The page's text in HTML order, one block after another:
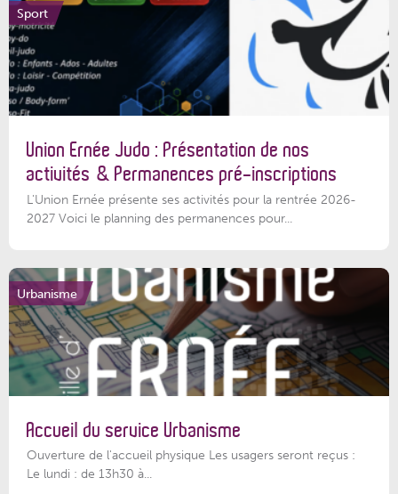
Sport
Union Ernée Judo : Présentation de nos
activités & Permanences pré-inscriptions
L'Union Ernée présente ses activités pour la rentrée 2026-
2027 Voici le planning des permanences pour...
Urbanisme
Accueil du service Urbanisme
Ouverture de l'accueil physique Les usagers seront reçus :
Le lundi : de 13h30 à...